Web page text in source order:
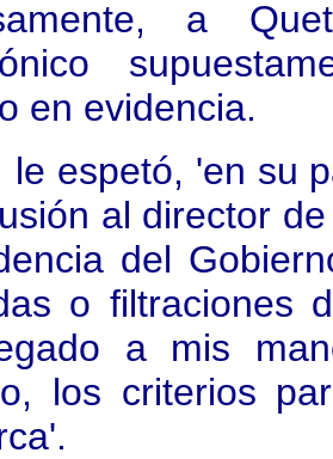
a
en evidencia.
le espetó, 'en su
al director
del
o filtraciones
a mis
los criterios